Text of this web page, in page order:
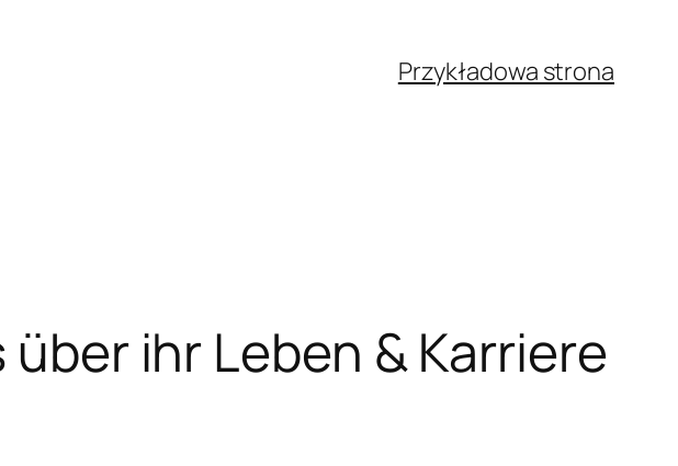
Przykładowa strona
ihr Leben & Karriere